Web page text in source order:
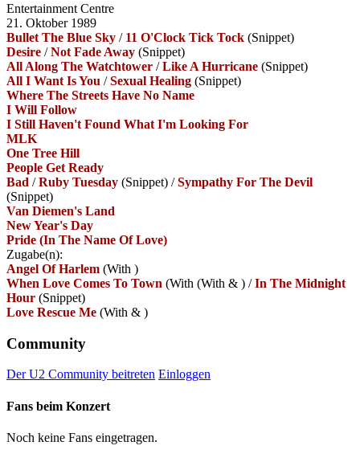
Entertainment Centre
21. Oktober 1989
Bullet The Blue Sky / 11 O'Clock Tick Tock (Snippet)
Desire /Not Fade Away (Snippet)
All Along The Watchtower /Like A Hurricane (Snippet)
All I Want Is You /Sexual Healing (Snippet)
Where The Streets Have No Name
I Will Follow
I Still Haven't Found What I'm Looking For
MLK
One Tree Hill
People Get Ready
Bad /Ruby Tuesday (Snippet) /Sympathy For The Devil
(Snippet)
Van Diemen's Land
New Year's Day
Pride (In The Name Of Love)
Zugabe(n):
Angel Of Harlem (With )
When Love Comes To Town (With (With & ) /In The Midnight
Hour (Snippet)
Love Rescue Me (With & )
Community
Der U2 Community beitreten Einloggen
Fans beim Konzert
Noch keine Fans eingetragen.